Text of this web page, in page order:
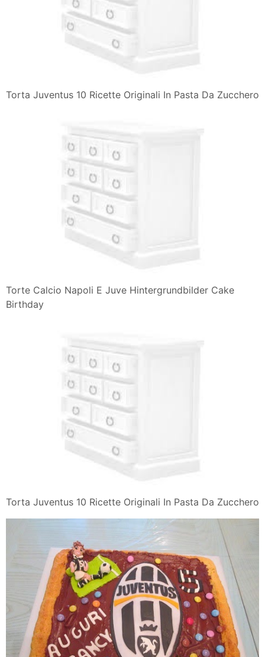
Torta Juventus 10 Ricette Originali In Pasta Da Zucchero
Torte Calcio Napoli E Juve Hintergrundbilder Cake
Birthday
Torta Juventus 10 Ricette Originali In Pasta Da Zucchero